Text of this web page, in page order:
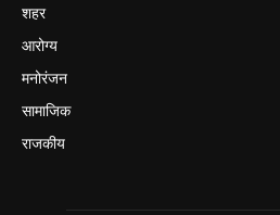
शहर
आरोग्य
मनोरंजन
सामाजिक
राजकीय